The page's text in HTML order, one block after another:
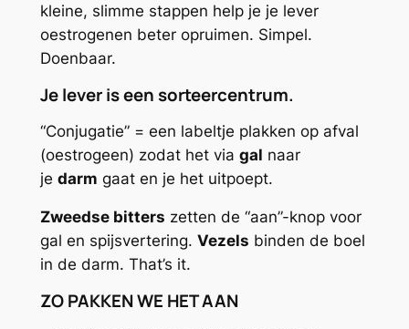
kleine, slimme stappen help je je lever
oestrogenen beter opruimen. Simpel.
Doenbaar.
Je lever is een sorteercentrum.
“Conjugatie” = een labeltje plakken op afval
(oestrogeen) zodat het via gal naar
je darm gaat en je het uitpoept.
Zweedse bitters zetten de “aan”-knop voor
gal en spijsvertering. Vezels binden de boel
in de darm. That’s it.
ZO PAKKEN WE HET AAN